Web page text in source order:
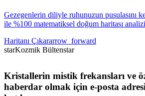
Gezegenlerin diliyle ruhunuzun pusulasını
ile %100 matematiksel doğum haritası
Haritanı Çıkararrow_forward
starKozmik Bültenstar
Kristallerin mistik frekansları ve
haberdar olmak için e-posta